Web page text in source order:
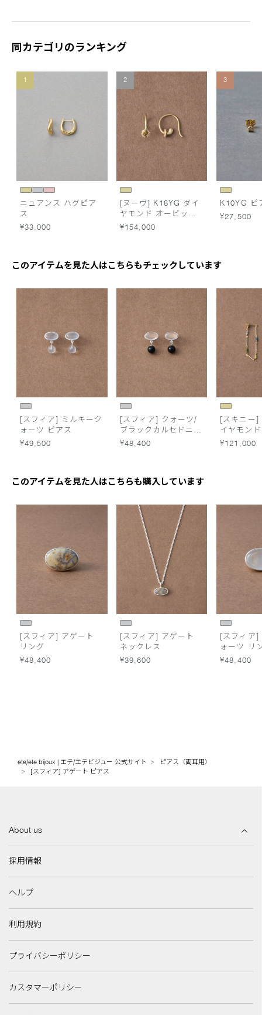
同カテゴリのランキング
1
ニュアンス ハグピア
ス
¥33,000
2
[ヌーヴ] K18YG ダイ
ヤモンド オービット
フープ ピアス /Halo
¥154,000
3
K10YG ピ
¥27,500
このアイテムを見た人はこちらもチェックしています
[スフィア] ミルキーク
ォーツ ピアス
¥49,500
[スフィア] クォーツ/
ブラックカルセドニー
ピアス
¥48,400
[スキニー]
イヤモン
ョン ピア
¥121,000
このアイテムを見た人はこちらも購入しています
[スフィア] アゲート
リング
¥48,400
[スフィア] アゲート
ネックレス
¥39,600
[スフィア]
ォーツ リ
¥48,400
ete/ete bijoux | エテ/エテビジュー 公式サイト
ピアス（両耳用）
[スフィア] アゲート ピアス
About us
採用情報
ヘルプ
利用規約
プライバシーポリシー
カスタマーポリシー